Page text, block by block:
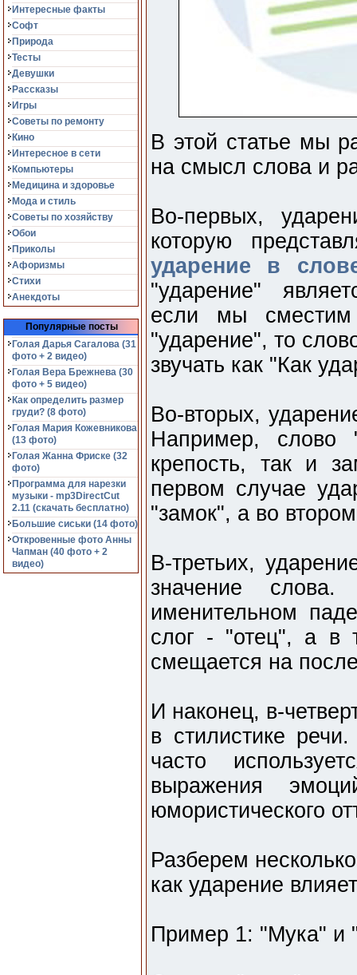
Интересные факты
Софт
Природа
Тесты
Девушки
Рассказы
Игры
Советы по ремонту
Кино
Интересное в сети
Компьютеры
Медицина и здоровье
Мода и стиль
Советы по хозяйству
Обои
Приколы
Афоризмы
Стихи
Анекдоты
Популярные посты
Голая Дарья Сагалова (31
фото + 2 видео)
Голая Вера Брежнева (30
фото + 5 видео)
Как определить размер
груди? (8 фото)
Голая Мария Кожевникова
(13 фото)
Голая Жанна Фриске (32
фото)
Программа для нарезки
музыки - mp3DirectCut
2.11 (cкачать бесплатно)
Большие сиськи (14 фото)
Откровенные фото Анны
Чапман (40 фото + 2
видео)
В этой статье мы
на смысл слова и
Во-первых,
которую
ударение в
"ударение"
если мы
"ударение", то
звучать как "Как
Во-вторых,
Например, слово
крепость, так и
первом случае
"замок", а во
В-третьих,
значение
именительном
слог - "отец", а в
смещается на
И наконец, в-
в стилистике
часто
выражения
юмористического
Разберем
как ударение
Пример 1: "Мука" и